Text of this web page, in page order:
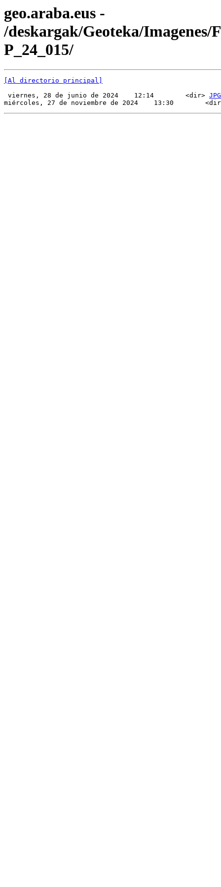
geo.araba.eus -
/deskargak/Geoteka/Imagenes/
P_24_015/
[Al directorio principal]
viernes, 28 de junio de 2024    12:14        <dir> JPG
miércoles, 27 de noviembre de 2024    13:30